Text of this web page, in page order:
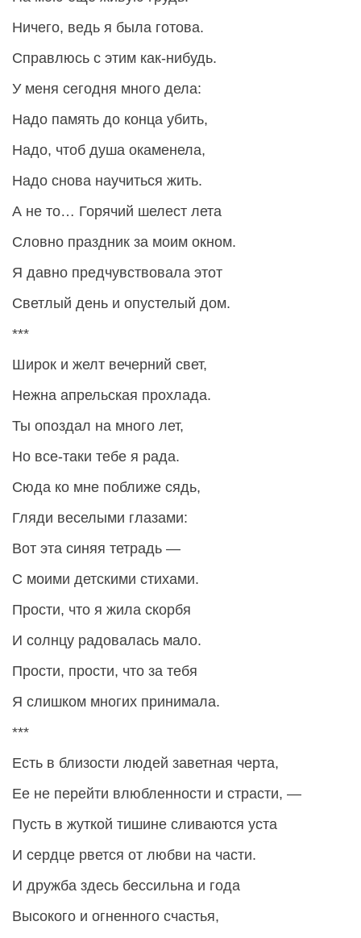
Ничего, ведь я была готова.
Справлюсь с этим как-нибудь.
У меня сегодня много дела:
Надо память до конца убить,
Надо, чтоб душа окаменела,
Надо снова научиться жить.
А не то… Горячий шелест лета
Словно праздник за моим окном.
Я давно предчувствовала этот
Светлый день и опустелый дом.
***
Широк и желт вечерний свет,
Нежна апрельская прохлада.
Ты опоздал на много лет,
Но все-таки тебе я рада.
Сюда ко мне поближе сядь,
Гляди веселыми глазами:
Вот эта синяя тетрадь —
С моими детскими стихами.
Прости, что я жила скорбя
И солнцу радовалась мало.
Прости, прости, что за тебя
Я слишком многих принимала.
***
Есть в близости людей заветная черта,
Ее не перейти влюбленности и страсти, —
Пусть в жуткой тишине сливаются уста
И сердце рвется от любви на части.
И дружба здесь бессильна и года
Высокого и огненного счастья,